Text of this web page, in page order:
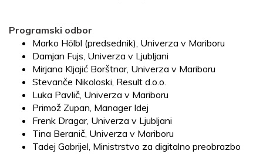
Programski odbor
Marko Hölbl (predsednik), Univerza v Mariboru
Damjan Fujs, Univerza v Ljubljani
Mirjana Kljajić Borštnar, Univerza v Mariboru
Stevanče Nikoloski, Result d.o.o.
Luka Pavlič, Univerza v Mariboru
Primož Zupan, Manager Idej
Frenk Dragar, Univerza v Ljubljani
Tina Beranič, Univerza v Mariboru
Tadej Gabrijel, Ministrstvo za digitalno preobrazbo